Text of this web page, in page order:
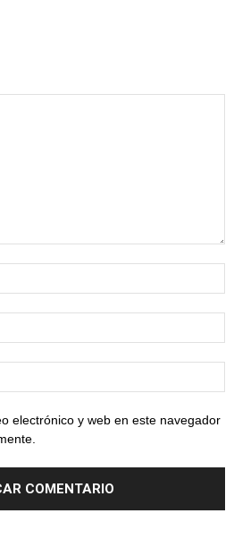
electrónico y web en este navegador